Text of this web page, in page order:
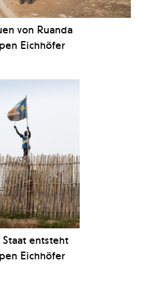
von Ruanda
Eichhöfer
Staat entsteht
Eichhöfer